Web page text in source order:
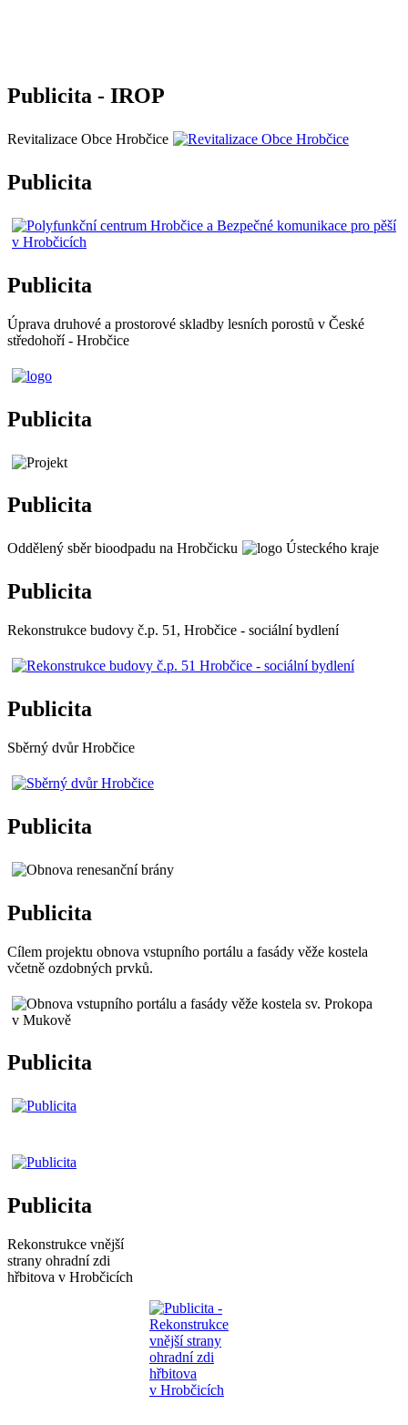
Publicita - IROP
Revitalizace Obce Hrobčice
Publicita
Publicita
Úprava druhové a prostorové skladby lesních porostů v České
středohoří - Hrobčice
Publicita
Publicita
Oddělený sběr bioodpadu na Hrobčicku
Publicita
Rekonstrukce budovy č.p. 51, Hrobčice - sociální bydlení
Publicita
Sběrný dvůr Hrobčice
Publicita
Publicita
Cílem projektu obnova vstupního portálu a fasády věže kostela
včetně ozdobných prvků.
Publicita
Publicita
Rekonstrukce vnější
strany ohradní zdi
hřbitova v Hrobčicích